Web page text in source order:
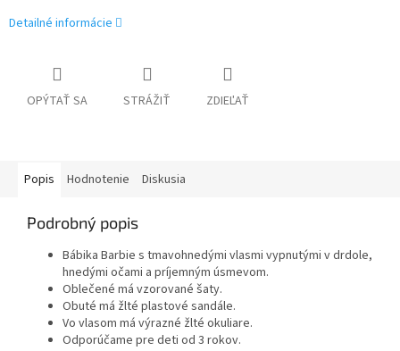
Detailné informácie
OPÝTAŤ SA STRÁŽIŤ ZDIEĽAŤ
Popis Hodnotenie Diskusia
Podrobný popis
Bábika Barbie s tmavohnedými vlasmi vypnutými v drdole,
hnedými očami a príjemným úsmevom.
Oblečené má vzorované šaty.
Obuté má žlté plastové sandále.
Vo vlasom má výrazné žlté okuliare.
Odporúčame pre deti od 3 rokov.